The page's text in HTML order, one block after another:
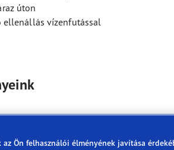
úton
ellenállás vízenfutással
új ötletek kidolgozása terén.
Ön felhasználói élményének javítása